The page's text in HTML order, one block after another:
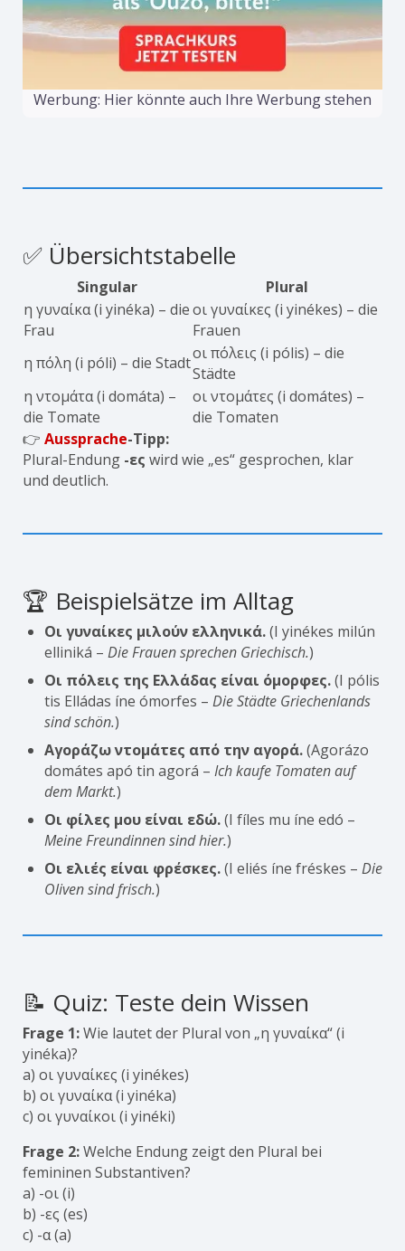
Werbung: Hier könnte auch Ihre Werbung stehen
✅ Übersichtstabelle
Singular
Plural
η γυναίκα (i yinéka) – die
Frau
οι γυναίκες (i yinékes) – die
Frauen
η πόλη (i póli) – die Stadtοι πόλεις (i pólis) – die
Städte
η ντομάτα (i domáta) –
die Tomate
οι ντομάτες (i domátes) –
die Tomaten
👉 Aussprache-Tipp:
Plural-Endung -ες wird wie „es“ gesprochen, klar
und deutlich.
🏆 Beispielsätze im Alltag
Οι γυναίκες μιλούν ελληνικά.(I yinékes milún
elliniká – Die Frauen sprechen Griechisch.)
Οι πόλεις της Ελλάδας είναι όμορφες.(I pólis
tis Elládas íne ómorfes – Die Städte Griechenlands
sind schön.)
Αγοράζω ντομάτες από την αγορά.(Agorázo
domátes apó tin agorá – Ich kaufe Tomaten auf
dem Markt.)
Οι φίλες μου είναι εδώ.(I fíles mu íne edó –
Meine Freundinnen sind hier.)
Οι ελιές είναι φρέσκες.(I eliés íne fréskes – Die
Oliven sind frisch.)
📝 Quiz: Teste dein Wissen
Frage 1:Wie lautet der Plural von „η γυναίκα“ (i
yinéka)?
a) οι γυναίκες (i yinékes)
b) οι γυναίκα (i yinéka)
c) οι γυναίκοι (i yinéki)
Frage 2:Welche Endung zeigt den Plural bei
femininen Substantiven?
a) -οι (i)
b) -ες (es)
c) -α (a)